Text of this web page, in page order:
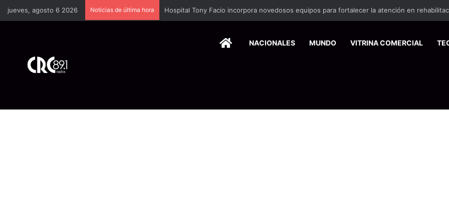
jueves, agosto 6 2026 Noticias de última hora Hospital Tony Facio incorpora novedosos equipos para fortalecer la atención en
HOMENACIONALES MUNDO VITRINA COMERCIAL